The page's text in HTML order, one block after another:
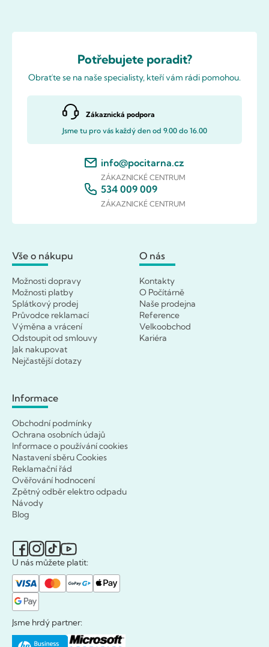
Potřebujete poradit?
Obraťte se na naše specialisty, kteří vám rádi pomohou.
Zákaznická podpora
Jsme tu pro vás každý den od 9.00 do 16.00
info@pocitarna.cz
ZÁKAZNICKÉ CENTRUM
534 009 009
ZÁKAZNICKÉ CENTRUM
Vše o nákupu
Možnosti dopravy
Možnosti platby
Splátkový prodej
Průvodce reklamací
Výměna a vrácení
Odstoupit od smlouvy
Jak nakupovat
Nejčastější dotazy
O nás
Kontakty
O Počítárně
Naše prodejna
Reference
Velkoobchod
Kariéra
Informace
Obchodní podmínky
Ochrana osobních údajů
Informace o používání cookies
Nastavení sběru Cookies
Reklamační řád
Ověřování hodnocení
Zpětný odběr elektro odpadu
Návody
Blog
U nás můžete platit:
Jsme hrdý partner: